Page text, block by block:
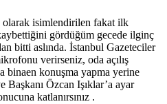
olarak isimlendirilen fakat ilk
gördüğüm gecede ilginç
bitti aslında. İstanbul Gazeteciler
verirseniz, oda açılış
binaen konuşma yapma yerine
Özcan Işıklar’a ayar
katlanırsınız .